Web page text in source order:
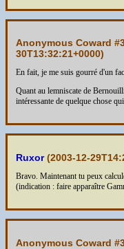
Anonymous Coward
30T13:32:21+0000)
En fait, je me suis gourré d'un
Quant au lemniscate de
intéressante de quelque chose
Ruxor(2003-12-
Bravo. Maintenant tu peux
(indication : faire apparaître
Anonymous Coward